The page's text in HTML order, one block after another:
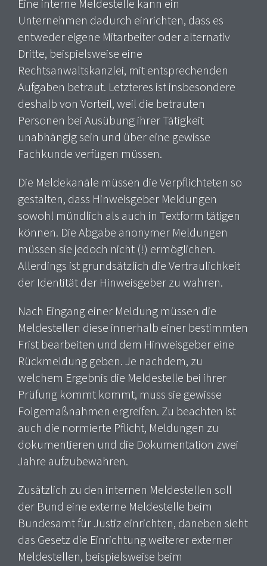
Eine interne Meldestelle kann ein
Unternehmen dadurch einrichten, dass es
entweder eigene Mitarbeiter oder alternativ
Dritte, beispielsweise eine
Rechtsanwaltskanzlei, mit entsprechenden
Aufgaben betraut. Letzteres ist insbesondere
deshalb von Vorteil, weil die betrauten
Personen bei Ausübung ihrer Tätigkeit
unabhängig sein und über eine gewisse
Fachkunde verfügen müssen.
Die Meldekanäle müssen die Verpflichteten so
gestalten, dass Hinweisgeber Meldungen
sowohl mündlich als auch in Textform tätigen
können. Die Abgabe anonymer Meldungen
müssen sie jedoch nicht (!) ermöglichen.
Allerdings ist grundsätzlich die Vertraulichkeit
der Identität der Hinweisgeber zu wahren.
Nach Eingang einer Meldung müssen die
Meldestellen diese innerhalb einer bestimmten
Frist bearbeiten und dem Hinweisgeber eine
Rückmeldung geben. Je nachdem, zu
welchem Ergebnis die Meldestelle bei ihrer
Prüfung kommt kommt, muss sie gewisse
Folgemaßnahmen ergreifen. Zu beachten ist
auch die normierte Pflicht, Meldungen zu
dokumentieren und die Dokumentation zwei
Jahre aufzubewahren.
Zusätzlich zu den internen Meldestellen soll
der Bund eine externe Meldestelle beim
Bundesamt für Justiz einrichten, daneben sieht
das Gesetz die Einrichtung weiterer externer
Meldestellen, beispielsweise beim